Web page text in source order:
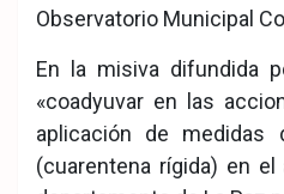
Observatorio Municipal
En la misiva difundida
«coadyuvar en las
aplicación de medidas
(cuarentena rígida) en